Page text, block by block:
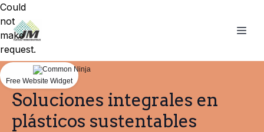
Soluciones integrales en
plásticos sustentables
Could
not
make
request.
Free Website Widget